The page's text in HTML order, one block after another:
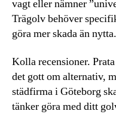
vagt eller nämner
Trägolv behöver
göra mer skada än nytta.
Kolla recensioner.
det gott om alternativ,
städfirma i Göteborg
tänker göra med ditt